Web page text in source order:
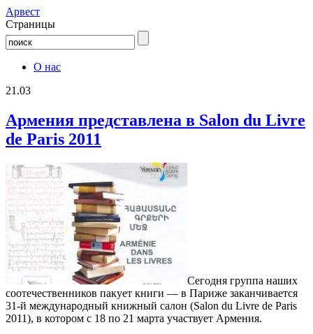
Aрвест
Страницы
О нас
21.03
Армения представлена в Salon du Livre
de Paris 2011
Сегодня группа наших
соотечественников пакует книги — в Париже заканчивается
31-й международный книжный салон (Salon du Livre de Paris
2011), в котором с 18 по 21 марта участвует Армения.